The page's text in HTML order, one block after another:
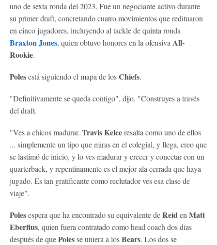
uno de sexta ronda del 2023. Fue un negociante activo durante
su primer draft, concretando cuatro movimientos que redituaron
en cinco jugadores, incluyendo al tackle de quinta ronda
Braxton Jones, quien obtuvo honores en la ofensiva All-
Rookie.
Polesestá siguiendo el mapa de losChiefs.
"Definitivamente se queda contigo", dijo. "Construyes a través
del draft.
"Ves a chicos madurar. Travis Kelceresalta como uno de ellos
... simplemente un tipo que miras en el colegial, y llega, creo que
se lastimó de inicio, y lo ves madurar y crecer y conectar con un
quarterback, y repentinamente es el mejor ala cerrada que haya
jugado. Es tan gratificante como reclutador ves esa clase de
viaje".
Polesespera que ha encontrado su equivalente deReid en Matt
Eberflus, quien fuera contratado como head coach dos días
después de quePolesse uniera a losBears. Los dos se